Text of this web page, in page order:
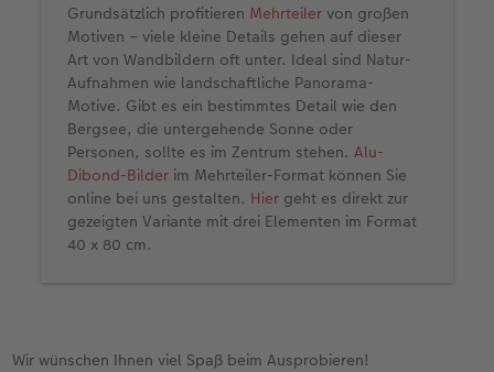
Grundsätzlich profitieren Mehrteiler von großen
Motiven – viele kleine Details gehen auf dieser
Art von Wandbildern oft unter. Ideal sind Natur-
Aufnahmen wie landschaftliche Panorama-
Motive. Gibt es ein bestimmtes Detail wie den
Bergsee, die untergehende Sonne oder
Personen, sollte es im Zentrum stehen.Alu-
Dibond-Bilder im Mehrteiler-Format können Sie
online bei uns gestalten. Hier geht es direkt zur
gezeigten Variante mit drei Elementen im Format
40 x 80 cm.
Wir wünschen Ihnen viel Spaß beim Ausprobieren!